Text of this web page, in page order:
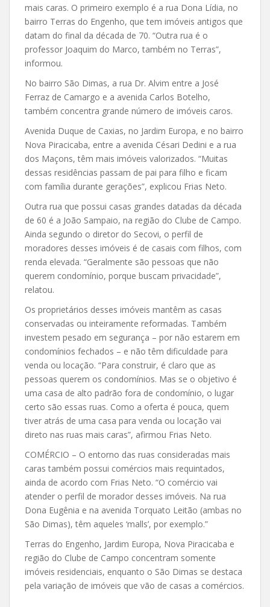
mais caras. O primeiro exemplo é a rua Dona Lídia, no
bairro Terras do Engenho, que tem imóveis antigos que
datam do final da década de 70. “Outra rua é o
professor Joaquim do Marco, também no Terras”,
informou.
No bairro São Dimas, a rua Dr. Alvim entre a José
Ferraz de Camargo e a avenida Carlos Botelho,
também concentra grande número de imóveis caros.
Avenida Duque de Caxias, no Jardim Europa, e no bairro
Nova Piracicaba, entre a avenida Césari Dedini e a rua
dos Maçons, têm mais imóveis valorizados. “Muitas
dessas residências passam de pai para filho e ficam
com família durante gerações”, explicou Frias Neto.
Outra rua que possui casas grandes datadas da década
de 60 é a João Sampaio, na região do Clube de Campo.
Ainda segundo o diretor do Secovi, o perfil de
moradores desses imóveis é de casais com filhos, com
renda elevada. “Geralmente são pessoas que não
querem condomínio, porque buscam privacidade”,
relatou.
Os proprietários desses imóveis mantêm as casas
conservadas ou inteiramente reformadas. Também
investem pesado em segurança – por não estarem em
condomínios fechados – e não têm dificuldade para
venda ou locação. “Para construir, é claro que as
pessoas querem os condomínios. Mas se o objetivo é
uma casa de alto padrão fora de condomínio, o lugar
certo são essas ruas. Como a oferta é pouca, quem
tiver atrás de uma casa para venda ou locação vai
direto nas ruas mais caras”, afirmou Frias Neto.
COMÉRCIO – O entorno das ruas consideradas mais
caras também possui comércios mais requintados,
ainda de acordo com Frias Neto. “O comércio vai
atender o perfil de morador desses imóveis. Na rua
Dona Eugênia e na avenida Torquato Leitão (ambas no
São Dimas), têm aqueles ‘malls’, por exemplo.”
Terras do Engenho, Jardim Europa, Nova Piracicaba e
região do Clube de Campo concentram somente
imóveis residenciais, enquanto o São Dimas se destaca
pela variação de imóveis que vão de casas a comércios.